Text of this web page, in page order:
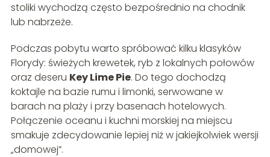
stoliki wychodzą często bezpośrednio na chodnik
lub nabrzeże.
Podczas pobytu warto spróbować kilku klasyków
Florydy: świeżych krewetek, ryb z lokalnych połowów
oraz deseru Key Lime Pie. Do tego dochodzą
koktajle na bazie rumu i limonki, serwowane w
barach na plaży i przy basenach hotelowych.
Połączenie oceanu i kuchni morskiej na miejscu
smakuje zdecydowanie lepiej niż w jakiejkolwiek wersji
„domowej”.